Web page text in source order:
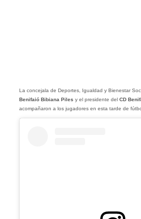
La concejala de Deportes, Igualdad y Bienestar
Benifaió Bibiana Piles y el presidente del CD
acompañaron a los jugadores en esta tarde de